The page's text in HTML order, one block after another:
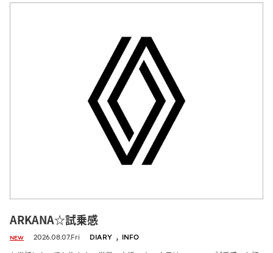
ARKANA☆試乗感
NEW 2026.08.07.Fri DIARY , INFO